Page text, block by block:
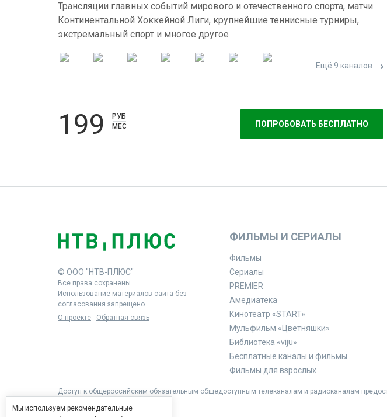
Трансляции главных событий мирового и отечественного спорта, матчи
Континентальной Хоккейной Лиги, крупнейшие теннисные турниры,
экстремальный спорт и многое другое
Ещё 9 каналов
199
РУБ
МЕС
ПОПРОБОВАТЬ БЕСПЛАТНО
© ООО "НТВ-ПЛЮС"
Все права сохранены.
Использование материалов сайта без
согласования запрещено.
О проекте
Обратная связь
ФИЛЬМЫ И СЕРИАЛЫ
Фильмы
Сериалы
PREMIER
Амедиатека
Кинотеатр «START»
Мульфильм «Цветняшки»
Библиотека «viju»
Бесплатные каналы и фильмы
Фильмы для взрослых
Доступ к общероссийским обязательным общедоступным телеканалам и радиоканалам
Мы используем рекомендательные